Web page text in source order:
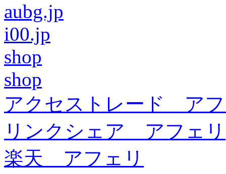
aubg.jp
i00.jp
shop
shop
アクセストレード ア
リンクシェア アフェリ
楽天 アフェリ